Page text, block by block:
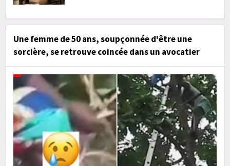
Une femme de 50 ans, soupçonnée d'être une
sorcière, se retrouve coincée dans un avocatier